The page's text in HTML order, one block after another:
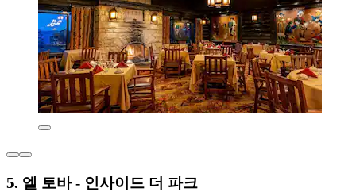
5. 엘 토바 - 인사이드 더 파크